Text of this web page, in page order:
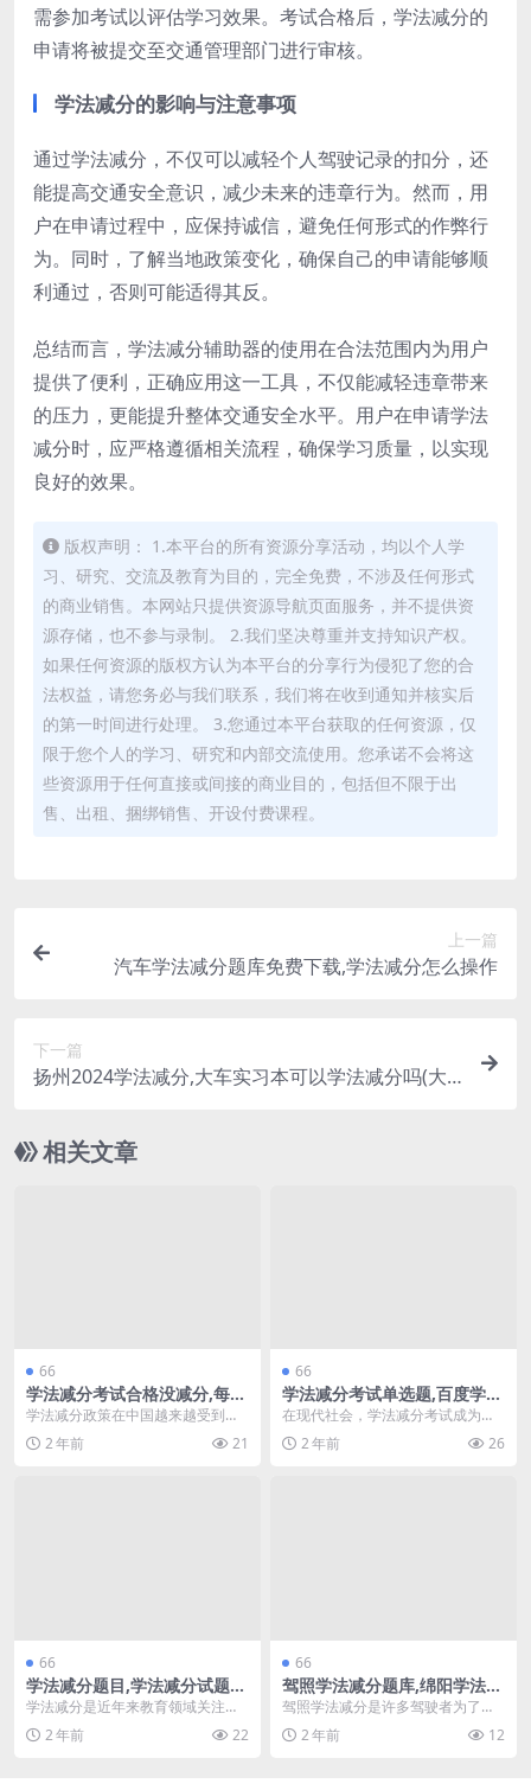
需参加考试以评估学习效果。考试合格后，学法减分的
申请将被提交至交通管理部门进行审核。
学法减分的影响与注意事项
通过学法减分，不仅可以减轻个人驾驶记录的扣分，还
能提高交通安全意识，减少未来的违章行为。然而，用
户在申请过程中，应保持诚信，避免任何形式的作弊行
为。同时，了解当地政策变化，确保自己的申请能够顺
利通过，否则可能适得其反。
总结而言，学法减分辅助器的使用在合法范围内为用户
提供了便利，正确应用这一工具，不仅能减轻违章带来
的压力，更能提升整体交通安全水平。用户在申请学法
减分时，应严格遵循相关流程，确保学习质量，以实现
良好的效果。
版权声明： 1.本平台的所有资源分享活动，均以个人学
习、研究、交流及教育为目的，完全免费，不涉及任何形式
的商业销售。本网站只提供资源导航页面服务，并不提供资
源存储，也不参与录制。 2.我们坚决尊重并支持知识产权。
如果任何资源的版权方认为本平台的分享行为侵犯了您的合
法权益，请您务必与我们联系，我们将在收到通知并核实后
的第一时间进行处理。 3.您通过本平台获取的任何资源，仅
限于您个人的学习、研究和内部交流使用。您承诺不会将这
些资源用于任何直接或间接的商业目的，包括但不限于出
售、出租、捆绑销售、开设付费课程。
上一篇
汽车学法减分题库免费下载,学法减分怎么操作
下一篇
扬州2024学法减分,大车实习本可以学法减分吗(大
相关文章
66
学法减分考试合格没减分,每个
地方都有学法减分吗(学法减分
题库大全)
学法减分政策在中国越来越受到关
注。这一政策旨在通过学习法律知
识，帮助驾驶员提高交...
2 年前 21
66
学法减分考试单选题,百度学法
减分题目(学法减分考试单选
题)
在现代社会，学法减分考试成为越
来越多驾驶员关注的重要内容。通
过这一考试，驾驶员不...
2 年前 26
66
学法减分题目,学法减分试题答
案(学法减分题库大全)
学法减分是近年来教育领域关注的
热点问题，旨在通过合理的法律知
识普及，提高学生的法...
2 年前 22
66
驾照学法减分题库,绵阳学法减
分地址(驾照学法减分考试题库
及答案)
驾照学法减分是许多驾驶者为了提
高驾照分数而参加的一项课程。特
别是在绵阳，越来越多...
2 年前 12